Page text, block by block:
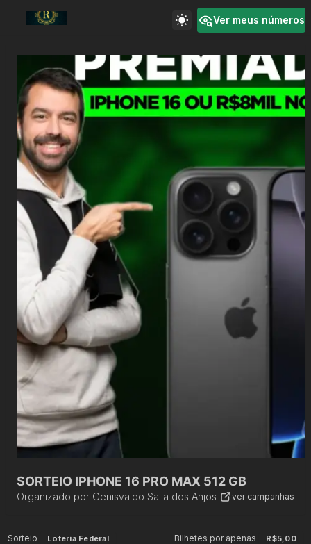
Ver meus números
SORTEIO IPHONE 16 PRO MAX 512 GB
Organizado por Genisvaldo Salla dos Anjos ver campanhas
Sorteio Loteria Federal Bilhetes por apenas R$5,00